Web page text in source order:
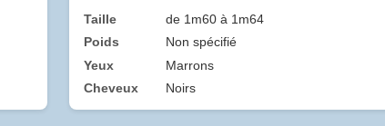
Taille
de 1m60 à 1m64
Poids
Non spécifié
Yeux
Marrons
Cheveux
Noirs